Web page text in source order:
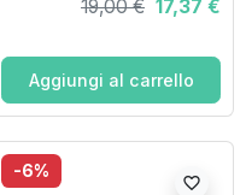
19,00 € 17,37 €
Aggiungi al carrello
-6%
favorite_border